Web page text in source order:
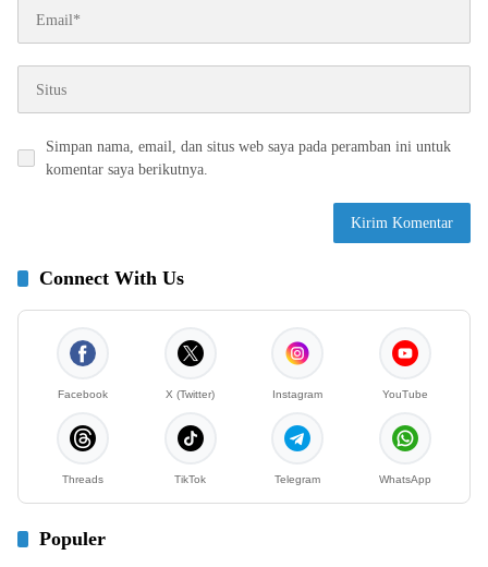
Simpan nama, email, dan situs web saya pada peramban ini untuk
komentar saya berikutnya.
Connect With Us
Facebook X (Twitter) Instagram YouTube
Threads TikTok Telegram WhatsApp
Populer